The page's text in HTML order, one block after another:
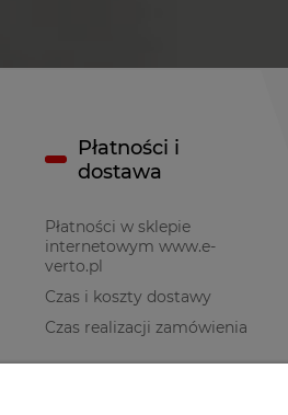
Płatności i
dostawa
Płatności w sklepie
internetowym www.e-
verto.pl
Czas i koszty dostawy
Czas realizacji zamówienia